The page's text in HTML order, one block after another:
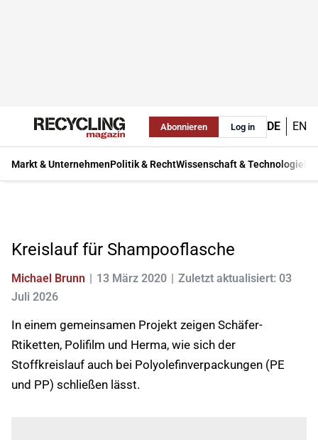
Abonnieren Log in DE EN
Markt & UnternehmenPolitik & RechtWissenschaft & Technologie
Kreislauf für Shampooflasche
Michael Brunn 13 März 2020
Zuletzt aktualisiert: 03
Juli 2026
In einem gemeinsamen Projekt zeigen Schäfer-
Rtiketten, Polifilm und Herma, wie sich der
Stoffkreislauf auch bei Polyolefinverpackungen (PE
und PP) schließen lässt.